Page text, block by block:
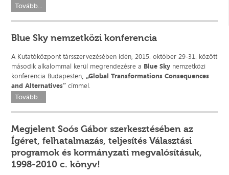
Tovább...
Blue Sky nemzetközi konferencia
A Kutatóközpont társszervezésében idén, 2015. október 29-31. között
második alkalommal kerül megrendezésre a Blue Sky nemzetközi
konferencia Budapesten, „Global Transformations Consequences
and Alternatives” címmel.
Tovább...
Megjelent Soós Gábor szerkesztésében az
Ígéret, felhatalmazás, teljesítés Választási
programok és kormányzati megvalósításuk,
1998-2010 c. könyv!